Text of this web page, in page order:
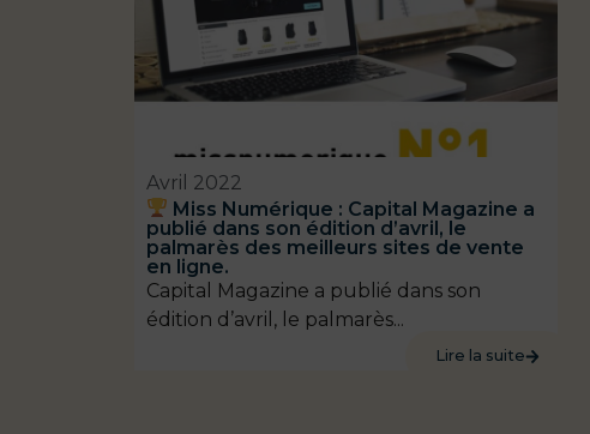
Miss Numérique : Capital Magazine a
publié dans son édition d’avril, le
palmarès des meilleurs sites de vente
en ligne.
Avril 2022
Capital Magazine a publié dans son
édition d’avril, le palmarès...
Lire la suite